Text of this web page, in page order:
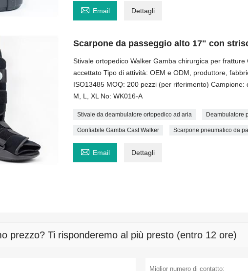
 Email Dettagli
Scarpone da passeggio alto 17" con
Stivale ortopedico Walker Gamba chirurgica per
accettato Tipo di attività: OEM e ODM, produttore,
ISO13485 MOQ: 200 pezzi (per riferimento) Campione:
M, L, XL No: WK016-A
Stivale da deambulatore ortopedico ad aria Deambulatore
Gonfiabile Gamba Cast Walker Scarpone pneumatico da
 Email Dettagli
prezzo? Ti risponderemo al più presto (entro 12 ore)